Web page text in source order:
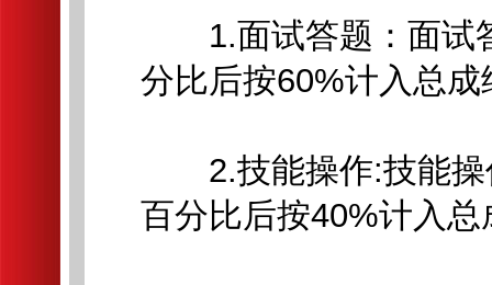
1.面试答题：面试
分比后按60%计入总成
2.技能操作:技能操
百分比后按40%计入总